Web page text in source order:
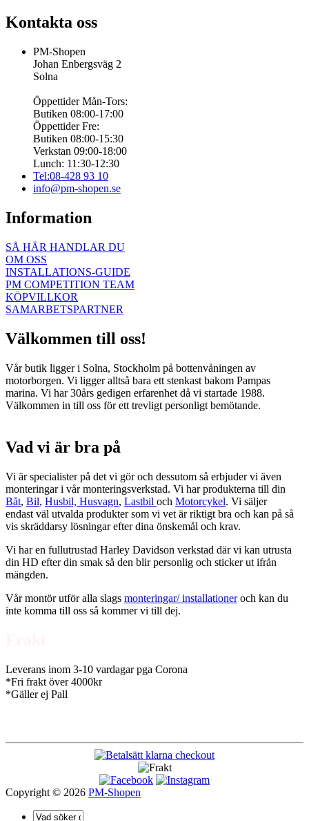
Kontakta oss
PM-Shopen
Johan Enbergsväg 2
Solna
Öppettider Mån-Tors:
Butiken 08:00-17:00
Öppettider Fre:
Butiken 08:00-15:30
Verkstan 09:00-18:00
Lunch: 11:30-12:30
Tel:08-428 93 10
info@pm-shopen.se
Information
SÅ HÄR HANDLAR DU
OM OSS
INSTALLATIONS-GUIDE
PM COMPETITION TEAM
KÖPVILLKOR
SAMARBETSPARTNER
Välkommen till oss!
Vår butik ligger i Solna, Stockholm på bottenvåningen av
motorborgen. Vi ligger alltså bara ett stenkast bakom Pampas
marina. Vi har 30års gedigen erfarenhet då vi startade 1988.
Välkommen in till oss för ett trevligt personligt bemötande.
Vad vi är bra på
Vi är specialister på det vi gör och dessutom så erbjuder vi även
monteringar i vår monteringsverkstad. Vi har produkterna till din
Båt, Bil, Husbil, Husvagn, Lastbil och Motorcykel. Vi säljer
endast väl utvalda produkter som vi vet är riktigt bra och kan på så
vis skräddarsy lösningar efter dina önskemål och krav.
Vi har en fullutrustad Harley Davidson verkstad där vi kan utrusta
din HD efter din smak så den blir personlig och sticker ut ifrån
mängden.
Vår montör utför alla slags monteringar/ installationeroch kan du
inte komma till oss så kommer vi till dej.
Leverans inom 3-10 vardagar pga Corona
*Fri frakt över 4000kr
*Gäller ej Pall
Copyright © 2026 PM-Shopen